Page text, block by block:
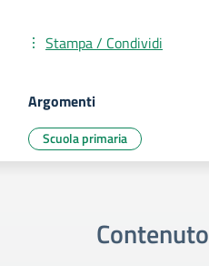
Stampa / Condividi
Argomenti
Scuola primaria